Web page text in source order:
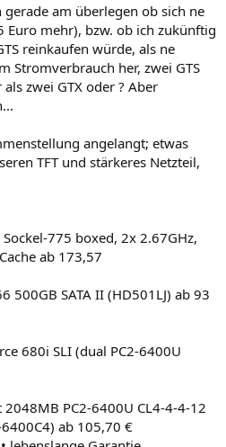
am überlegen ob sich ne
Euro mehr), bzw. ob ich zukünftig
reinkaufen würde, als ne
Stromverbrauch her, zwei GTS
zwei GTX oder ? Aber
angelangt; etwas
TFT und stärkeres Netzteil,
775 boxed, 2x 2.67GHz,
ab 173,57
500GB SATA II (HD501LJ) ab 93
680i SLI (dual PC2-6400U
PC2-6400U CL4-4-4-12
ab 105,70 €